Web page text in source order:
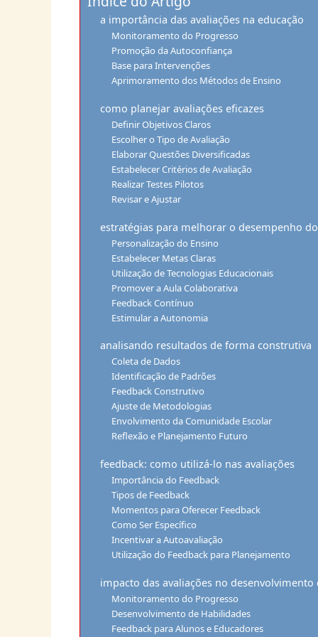
a importância das avaliações na educação
Monitoramento do Progresso
Promoção da Autoconfiança
Base para Intervenções
Aprimoramento dos Métodos de Ensino
como planejar avaliações eficazes
Definir Objetivos Claros
Escolher o Tipo de Avaliação
Elaborar Questões Diversificadas
Estabelecer Critérios de Avaliação
Realizar Testes Pilotos
Revisar e Ajustar
estratégias para melhorar o desempenho
Personalização do Ensino
Estabelecer Metas Claras
Utilização de Tecnologias Educacionais
Promover a Aula Colaborativa
Feedback Contínuo
Estimular a Autonomia
analisando resultados de forma construtiva
Coleta de Dados
Identificação de Padrões
Feedback Construtivo
Ajuste de Metodologias
Envolvimento da Comunidade Escolar
Reflexão e Planejamento Futuro
feedback: como utilizá-lo nas avaliações
Importância do Feedback
Tipos de Feedback
Momentos para Oferecer Feedback
Como Ser Específico
Incentivar a Autoavaliação
Utilização do Feedback para Planejamento
impacto das avaliações no desenvolvimento
Monitoramento do Progresso
Desenvolvimento de Habilidades
Feedback para Alunos e Educadores